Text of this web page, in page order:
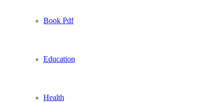
Book Pdf
Education
Health